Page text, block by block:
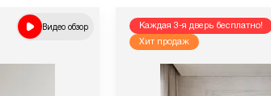
Видео обзор Каждая 3-я дверь бесплатно!
Хит продаж